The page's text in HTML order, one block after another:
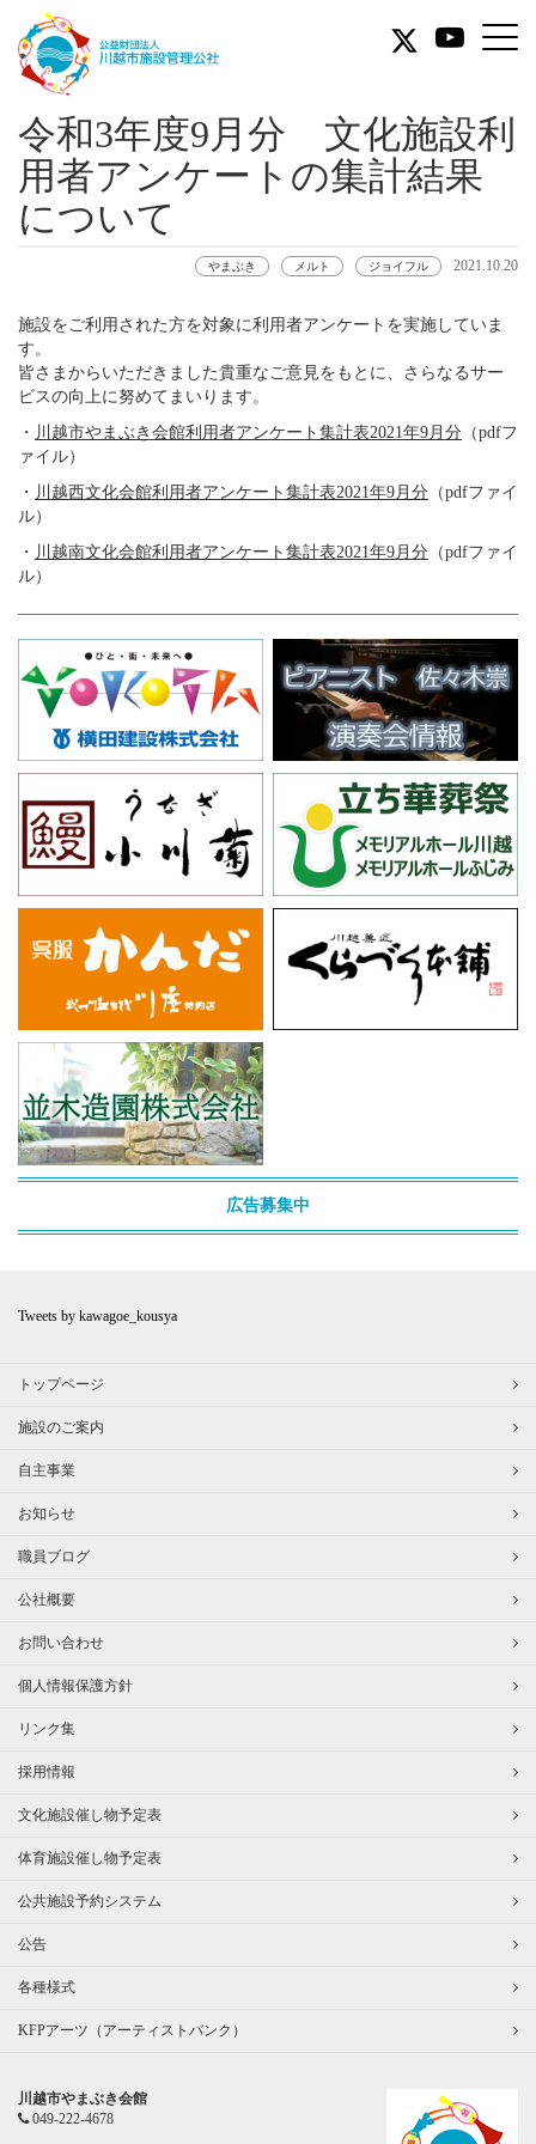
公
益
財
団
法
川
越
市
施
設
管
理
公
社
川
越
市
施
管
理
公
社
の
オ
フ
ィ
シ
ャ
ル
サ
イ
ト
で
す
令和3年度9月分 文化施設利
用者アンケートの集計結果
について
やまぶき メルト ジョイフル 2021.10.20
施設をご利用された方を対象に利用者アンケートを実施していま
す。
皆さまからいただきました貴重なご意見をもとに、さらなるサー
ビスの向上に努めてまいります。
・ 川越市やまぶき会館利用者アンケート集計表2021年9月分 （pdfフ
ァイル）
・ 川越西文化会館利用者アンケート集計表2021年9月分 （pdfファイ
ル）
・ 川越南文化会館利用者アンケート集計表2021年9月分 （pdfファイ
ル）
広告募集中
Tweets by kawagoe_kousya
トップページ
施設のご案内
自主事業
お知らせ
職員ブログ
公社概要
お問い合わせ
個人情報保護方針
リンク集
採用情報
文化施設催し物予定表
体育施設催し物予定表
公共施設予約システム
公告
各種様式
KFPアーツ（アーティストバンク）
川越市やまぶき会館
049-222-4678